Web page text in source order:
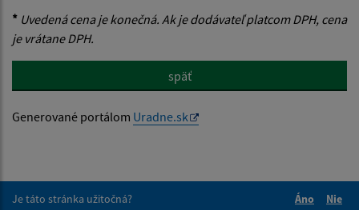
* Uvedená cena je konečná. Ak je dodávateľ platcom DPH, cena
je vrátane DPH.
späť
Generované portálom Uradne.sk
Je táto stránka užitočná?
Áno
Nie